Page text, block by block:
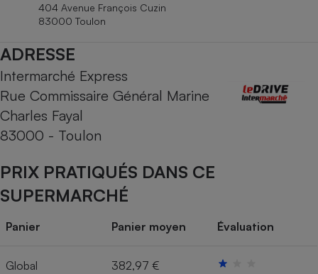
404 Avenue François Cuzin
83000 Toulon
ADRESSE
Intermarché Express
Rue Commissaire Général Marine
Charles Fayal
83000 - Toulon
PRIX PRATIQUÉS DANS CE
SUPERMARCHÉ
Panier Panier moyen Évaluation
Global 382,97 €